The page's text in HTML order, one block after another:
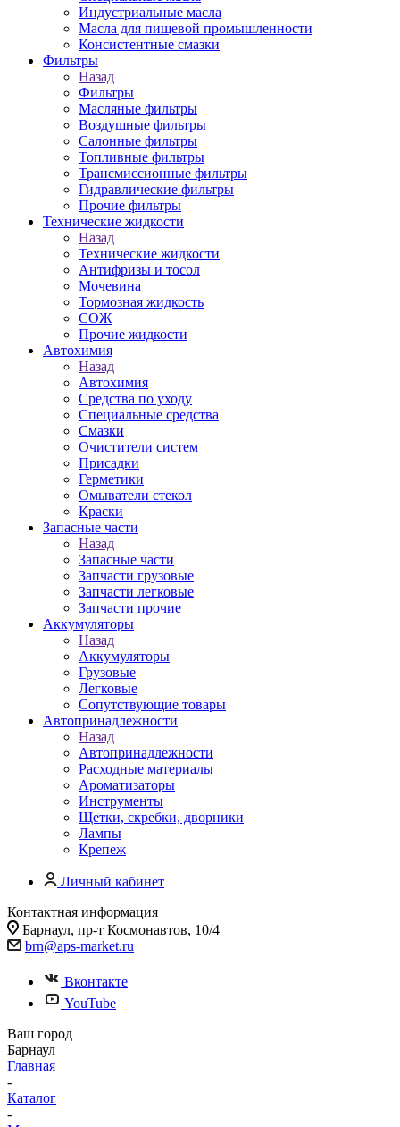
Индустриальные масла
Масла для пищевой промышленности
Консистентные смазки
Фильтры
Назад
Фильтры
Масляные фильтры
Воздушные фильтры
Салонные фильтры
Топливные фильтры
Трансмиссионные фильтры
Гидравлические фильтры
Прочие фильтры
Технические жидкости
Назад
Технические жидкости
Антифризы и тосол
Мочевина
Тормозная жидкость
СОЖ
Прочие жидкости
Автохимия
Назад
Автохимия
Средства по уходу
Специальные средства
Смазки
Очистители систем
Присадки
Герметики
Омыватели стекол
Краски
Запасные части
Назад
Запасные части
Запчасти грузовые
Запчасти легковые
Запчасти прочие
Аккумуляторы
Назад
Аккумуляторы
Грузовые
Легковые
Сопутствующие товары
Автопринадлежности
Назад
Автопринадлежности
Расходные материалы
Ароматизаторы
Инструменты
Щетки, скребки, дворники
Лампы
Крепеж
Личный кабинет
Контактная информация
Барнаул, пр-т Космонавтов, 10/4
brn@aps-market.ru
Вконтакте
YouTube
Ваш город
Барнаул
Главная
-
Каталог
-